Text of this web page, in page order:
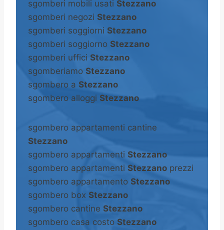
sgomberi mobili usati Stezzano
sgomberi negozi Stezzano
sgomberi soggiorni Stezzano
sgomberi soggiorno Stezzano
sgomberi uffici Stezzano
sgomberiamo Stezzano
sgombero a Stezzano
sgombero alloggi Stezzano
sgombero appartamenti cantine
Stezzano
sgombero appartamenti Stezzano
sgombero appartamenti Stezzano prezzi
sgombero appartamento Stezzano
sgombero box Stezzano
sgombero cantine Stezzano
sgombero casa costo Stezzano